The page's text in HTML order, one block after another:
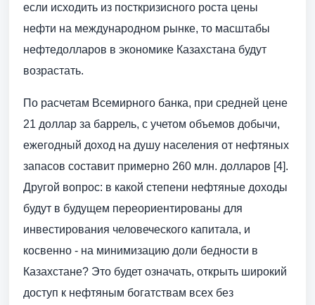
если исходить из посткризисного роста цены
нефти на международном рынке, то масштабы
нефтедолларов в экономике Казахстана будут
возрастать.
По расчетам Всемирного банка, при средней цене
21 доллар за баррель, с учетом объемов добычи,
ежегодный доход на душу населения от нефтяных
запасов составит примерно 260 млн. долларов [4].
Другой вопрос: в какой степени нефтяные доходы
будут в будущем переориентированы для
инвестирования человеческого капитала, и
косвенно - на минимизацию доли бедности в
Казахстане? Это будет означать, открыть широкий
доступ к нефтяным богатствам всех без